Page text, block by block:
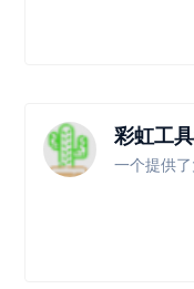
彩虹工
一个提供